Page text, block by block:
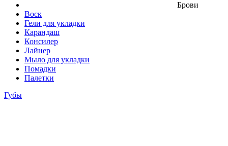
Брови
Воск
Гели для укладки
Карандаш
Консилер
Лайнер
Мыло для укладки
Помадки
Палетки
Губы